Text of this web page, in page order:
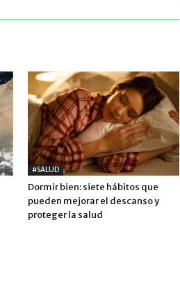
#SALUD
Dormir bien: siete hábitos que
pueden mejorar el descanso y
proteger la salud